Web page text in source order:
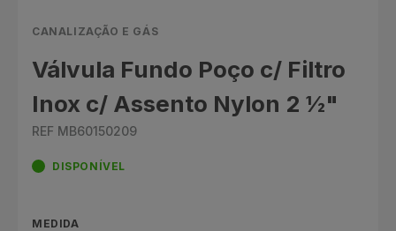
CANALIZAÇÃO E GÁS
Válvula Fundo Poço c/ Filtro
Inox c/ Assento Nylon 2 ½"
REF MB60150209
DISPONÍVEL
MEDIDA